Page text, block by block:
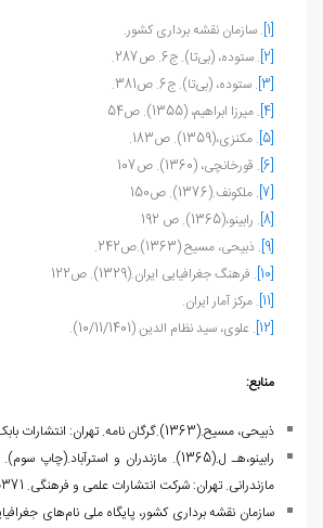
[1]. سازمان نقشه برداری کشور.
[2]. ستوده، (بی‏‌تا). ج6. ص287.
[3]. ستوده، (بی‏‌تا). ج6. ص381.
[4]. میرزا ابراهیم، (1355). ص54
[5]. مکنزی،(1359). ص183.
[6]. قورخانچی، (1360). ص107
[7]. ملکونف.(1376). ص150
[8]. رابینو،(1365). ص 192
[9]. ذبیحی، مسیح (1363).ص242.
[10]. فرهنگ جغرافیایی ایران.(1329). ص122
[11]. مرکز آمار ایران.
[12]. علوی، سید نظام الدین (10/11/1401).
منابع:
ذبیحی، مسیح.(1363).گرگان نامه. تهران: انتشارات بابک.296ص.
رابینو،هـ ل.(1365). مازندران و
مازندرانی. تهران: شرکت انتشارات علمی و فرهنگی. 371ص.
سازمان نقشه برداری کشور، پایگاه ملی نام‏‌های